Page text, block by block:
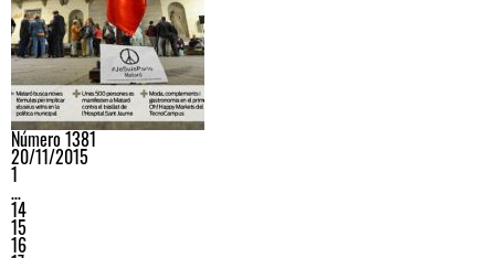
Número 1381
20/11/2015
1
…
14
15
16